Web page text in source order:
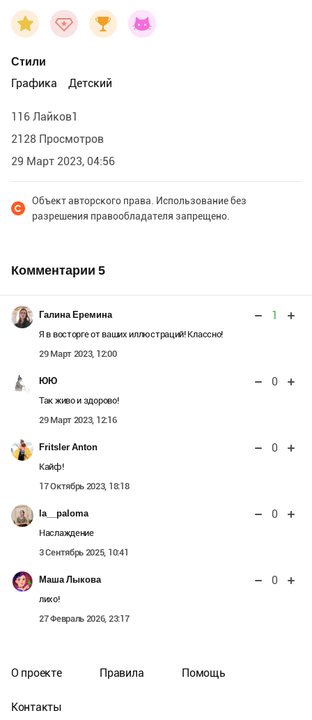
Стили
Графика
Детский
116 Лайков1
2128 Просмотров
29 Март 2023, 04:56
Объект авторского права. Использование без
разрешения правообладателя запрещено.
Комментарии 5
Галина Еремина 1
Я в восторге от ваших иллюстраций! Классно!
29 Март 2023, 12:00
ЮЮ 0
Так живо и здорово!
29 Март 2023, 12:16
Fritsler Anton 0
Кайф!
17 Октябрь 2023, 18:18
la__paloma 0
Наслаждение
3 Сентябрь 2025, 10:41
Маша Лыкова 0
лихо!
27 Февраль 2026, 23:17
О проекте Правила Помощь
Контакты